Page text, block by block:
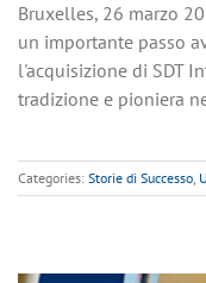
Bruxelles, 26 marzo
un importante passo
l'acquisizione di SDT
tradizione e pioniera
Categories: Storie di Successo,